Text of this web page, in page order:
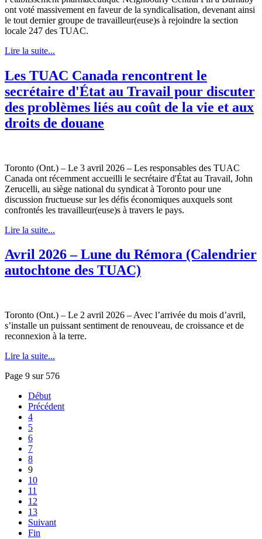
ont voté massivement en faveur de la syndicalisation, devenant ainsi
le tout dernier groupe de travailleur(euse)s à rejoindre la section
locale 247 des TUAC.
Lire la suite...
Les TUAC Canada rencontrent le
secrétaire d'État au Travail pour discuter
des problèmes liés au coût de la vie et aux
droits de douane
Toronto (Ont.) – Le 3 avril 2026 – Les responsables des TUAC
Canada ont récemment accueilli le secrétaire d'État au Travail, John
Zerucelli, au siège national du syndicat à Toronto pour une
discussion fructueuse sur les défis économiques auxquels sont
confrontés les travailleur(euse)s à travers le pays.
Lire la suite...
Avril 2026 – Lune du Rémora (Calendrier
autochtone des TUAC)
Toronto (Ont.) – Le 2 avril 2026 – Avec l’arrivée du mois d’avril,
s’installe un puissant sentiment de renouveau, de croissance et de
reconnexion à la terre.
Lire la suite...
Page 9 sur 576
Début
Précédent
4
5
6
7
8
9
10
11
12
13
Suivant
Fin